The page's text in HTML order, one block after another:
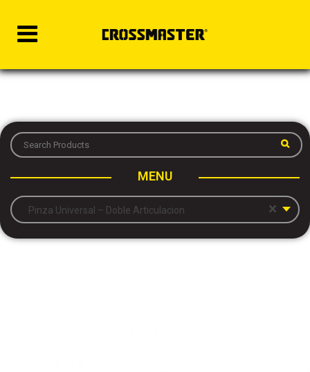
MENU
×
Pinza Universal – Doble Articulacion